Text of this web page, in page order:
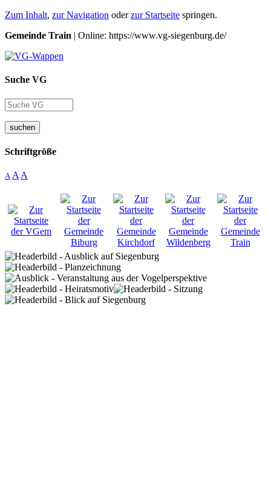
Zum Inhalt, zur Navigation oderzur Startseite springen.
Gemeinde Train | Online: https://www.vg-siegenburg.de/
Suche VG
suchen
Schriftgröße
A A A